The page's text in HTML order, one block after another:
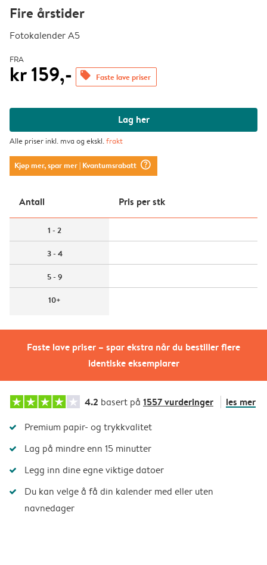
Faste lave priser – spar ekstra når du bestiller flere
identiske eksemplarer
Fire årstider
Fotokalender A5
FRA
kr 159,- offers Faste lave priser
Lag her
Alle priser inkl. mva og ekskl.frakt
Kjøp mer, spar mer| Kvantumsrabatt question_mark_circle
Antall Pris per stk
1 - 2
3 - 4
5 - 9
10+
4.2 basert på 1557 vurderinger les mer
Premium papir- og trykkvalitet
Lag på mindre enn 15 minutter
Legg inn dine egne viktige datoer
Du kan velge å få din kalender med eller uten
navnedager